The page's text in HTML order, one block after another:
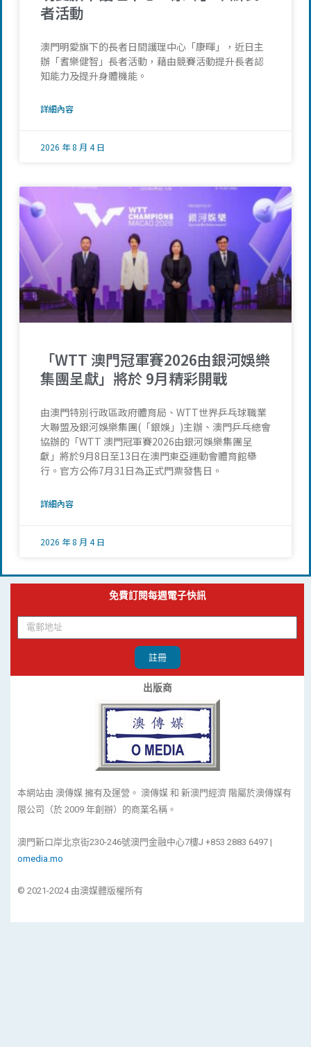
者活動
澳門明愛旗下的長者日間護理中心「康暉」，近日主
辦「耆樂健智」長者活動，藉由競賽活動提升長者認
知能力及提升身體機能。
詳細內容
2026 年 8 月 4 日
「WTT 澳門冠軍賽2026由銀河娛樂
集團呈獻」將於 9月精彩開戰
由澳門特別行政區政府體育局、WTT世界乒乓球職業
大聯盟及銀河娛樂集團(「銀娛」)主辦、澳門乒乓總會
協辦的「WTT 澳門冠軍賽2026由銀河娛樂集團呈
獻」將於9月8日至13日在澳門東亞運動會體育館舉
行。官方公佈7月31日為正式門票發售日。
詳細內容
2026 年 8 月 4 日
免費訂閱每週電子快訊
註冊
出版商
本網站由 澳傳媒 擁有及運營。 澳傳媒 和 新澳門經濟 階屬於澳傳媒有
限公司（於 2009 年創辦）的商業名稱。
澳門新口岸北京街230-246號澳門金融中心7樓J +853 2883 6497 |
omedia.mo
© 2021-2024 由澳媒體版權所有